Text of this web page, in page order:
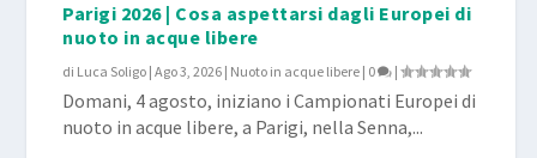
Parigi 2026 | Cosa aspettarsi dagli Europei di
nuoto in acque libere
di Luca Soligo |Ago 3, 2026 | Nuoto in acque libere | 0 |
Domani, 4 agosto, iniziano i Campionati Europei di
nuoto in acque libere, a Parigi, nella Senna,...